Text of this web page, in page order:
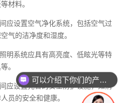
材料。
应设置空气净化系统，包括空气过
气的洁净度和湿度。
明系统应具有高亮度、低眩光等特
。
应设置完善的安全防护设施，如消
员的安全和健康。
可以介绍下你们的产品么